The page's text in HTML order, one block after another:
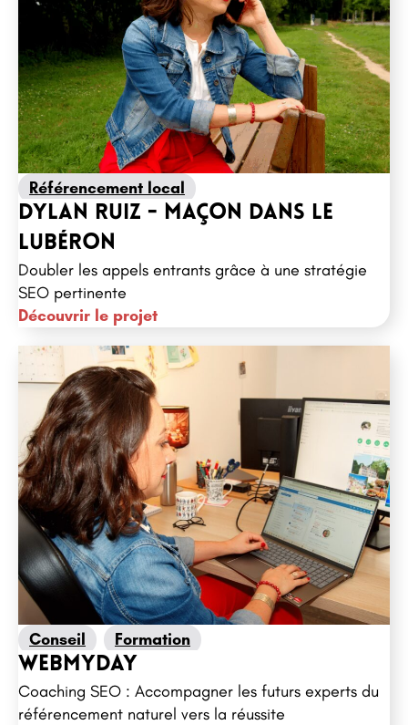
Référencement local
Référencement naturel
Dylan Ruiz - Maçon dans le
Lubéron
Doubler les appels entrants grâce à une stratégie
SEO pertinente
Découvrir le projet
Conseil Formation
Webmyday
Coaching SEO : Accompagner les futurs experts du
référencement naturel vers la réussite